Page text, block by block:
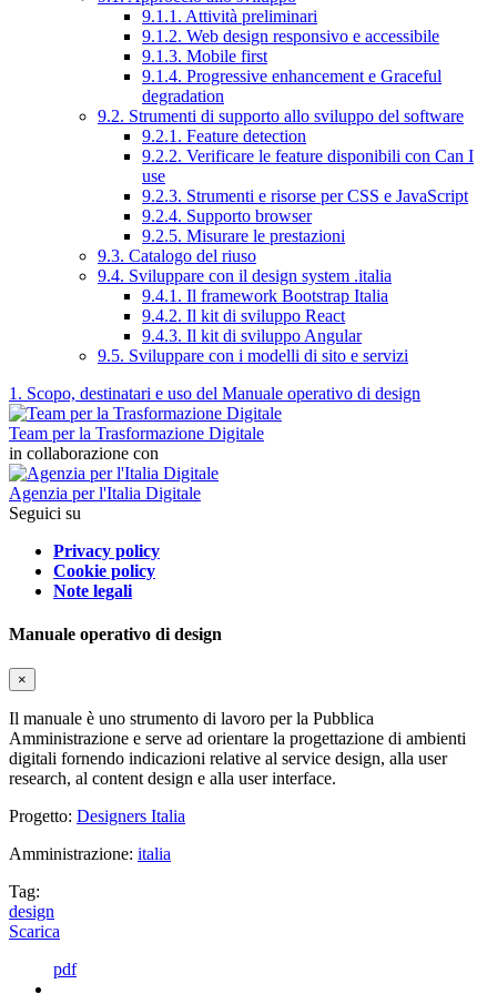
9.1.1. Attività preliminari
9.1.2. Web design responsivo e accessibile
9.1.3. Mobile first
9.1.4. Progressive enhancement e Graceful
degradation
9.2. Strumenti di supporto allo sviluppo del software
9.2.1. Feature detection
9.2.2. Verificare le feature disponibili con Can I
use
9.2.3. Strumenti e risorse per CSS e JavaScript
9.2.4. Supporto browser
9.2.5. Misurare le prestazioni
9.3. Catalogo del riuso
9.4. Sviluppare con il design system .italia
9.4.1. Il framework Bootstrap Italia
9.4.2. Il kit di sviluppo React
9.4.3. Il kit di sviluppo Angular
9.5. Sviluppare con i modelli di sito e servizi
1. Scopo, destinatari e uso del Manuale operativo di design
Team per la Trasformazione Digitale
in collaborazione con
Agenzia per l'Italia Digitale
Seguici su
Privacy policy
Cookie policy
Note legali
Manuale operativo di design
×
Il manuale è uno strumento di lavoro per la Pubblica
Amministrazione e serve ad orientare la progettazione di ambienti
digitali fornendo indicazioni relative al service design, alla user
research, al content design e alla user interface.
Progetto: Designers Italia
Amministrazione: italia
Tag:
design
Scarica
pdf